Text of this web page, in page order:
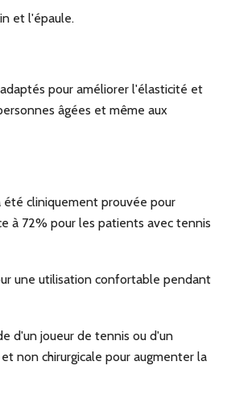
et l'épaule.
pour améliorer l'élasticité et
âgées et même aux
été cliniquement prouvée pour
à 72% pour les patients avec tennis
une utilisation confortable pendant
d'un joueur de tennis ou d'un
non chirurgicale pour augmenter la